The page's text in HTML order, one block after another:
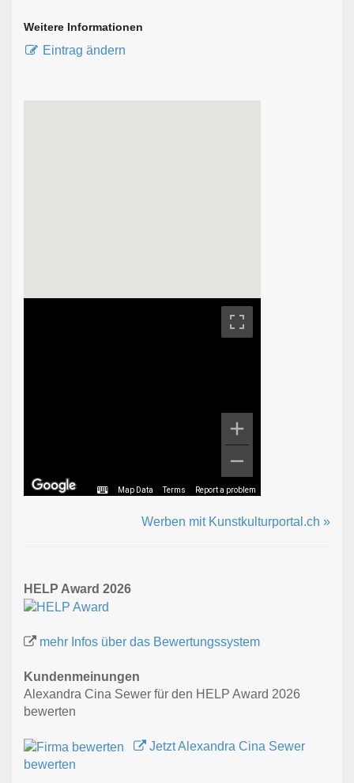
Weitere Informationen
Eintrag ändern
Map Data Terms Report a problem
Werben mit Kunstkulturportal.ch »
HELP Award 2026
mehr Infos über das Bewertungssystem
Kundenmeinungen
Alexandra Cina Sewer für den HELP Award 2026
bewerten
Jetzt Alexandra Cina Sewer
bewerten